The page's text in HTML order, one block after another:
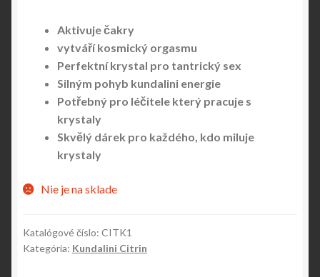
Aktivuje čakry
vytváří kosmický orgasmu
Perfektní krystal pro tantrický sex
Silným pohyb kundalini energie
Potřebný pro léčitele který pracuje s
krystaly
Skvělý dárek pro každého, kdo miluje
krystaly
Nie je na sklade
Katalógové číslo: CITK1
Kategória: Kundalini Citrin